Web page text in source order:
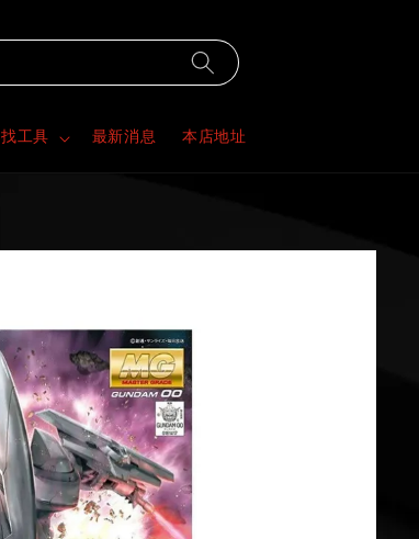
找工具 最新消息 本店地址